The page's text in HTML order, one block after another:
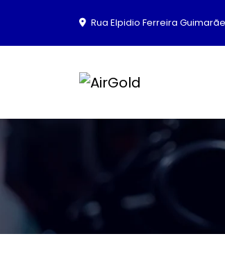
Rua Elpidio Ferreira